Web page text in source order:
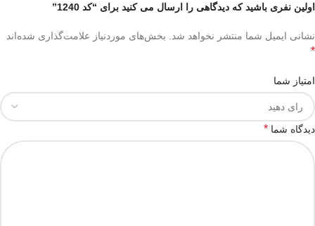
اولین نفری باشید که دیدگاهی را ارسال می کنید برای “کد 1240”
نشانی ایمیل شما منتشر نخواهد شد. بخش‌های موردنیاز علامت‌گذاری شده‌اند
*
امتیاز شما
دیدگاه شما *